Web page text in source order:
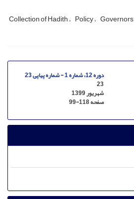
Collection of Hadith Policy Governors
دوره 12، شماره 1 - شماره پیاپی 23
23
شهریور 1399
صفحه99-118